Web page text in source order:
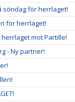
söndag för herrlaget!
för herrlaget!
mot Partille!
- Ny partner!